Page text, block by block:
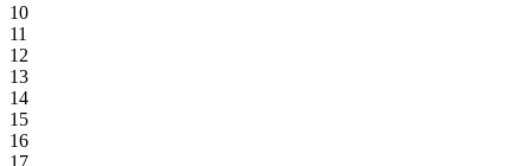
10
11
12
13
14
15
16